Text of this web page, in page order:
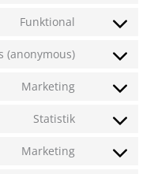
Funktional
(anonymous)
Marketing
Statistik
Marketing